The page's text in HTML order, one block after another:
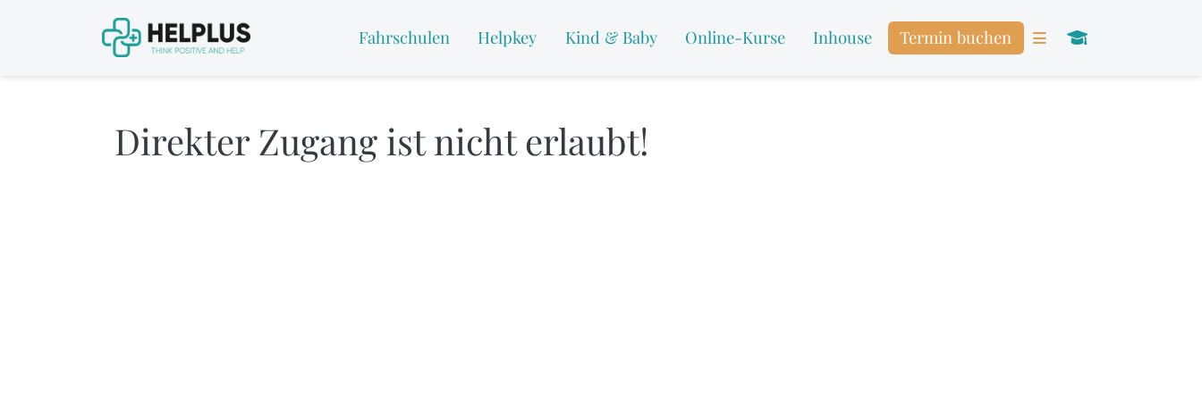
Fahrschulen Helpkey Kind & Baby Online-Kurse Inhouse Termin buchen
Direkter Zugang ist nicht erlaubt!